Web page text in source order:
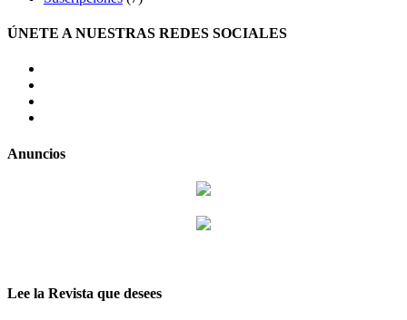
ÚNETE A NUESTRAS REDES SOCIALES
Anuncios
Lee la Revista que desees